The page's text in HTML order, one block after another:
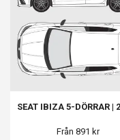
SEAT IBIZA 5-DÖRRAR |
Från 891 kr